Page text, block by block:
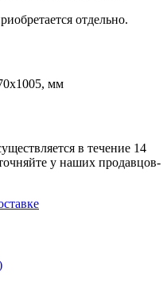
отдельно.
мм
в течение 14
у наших продавцов-